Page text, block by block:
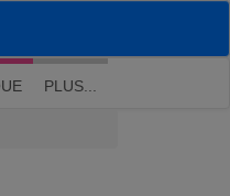
? Visite guidée
PLUS...